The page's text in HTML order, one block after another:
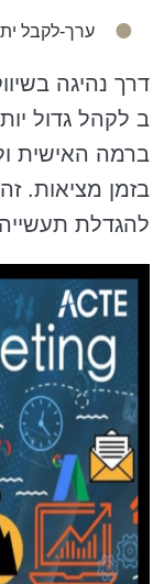
ערך-לקבל
דרך נהיגה
ב לקהל גדול
ברמה האישית
בזמן מציאות.
להגדלת